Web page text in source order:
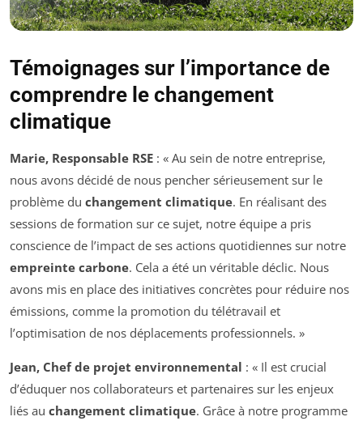
Témoignages sur l’importance de
comprendre le changement
climatique
Marie, Responsable RSE : « Au sein de notre entreprise,
nous avons décidé de nous pencher sérieusement sur le
problème du changement climatique. En réalisant des
sessions de formation sur ce sujet, notre équipe a pris
conscience de l’impact de ses actions quotidiennes sur notre
empreinte carbone. Cela a été un véritable déclic. Nous
avons mis en place des initiatives concrètes pour réduire nos
émissions, comme la promotion du télétravail et
l’optimisation de nos déplacements professionnels. »
Jean, Chef de projet environnemental : « Il est crucial
d’éduquer nos collaborateurs et partenaires sur les enjeux
liés au changement climatique. Grâce à notre programme